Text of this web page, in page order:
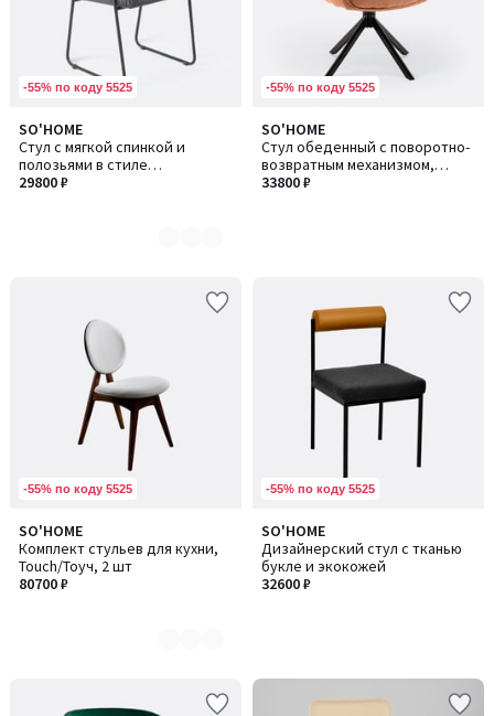
-55% по коду 5525
SO'HOME
Стул с мягкой спинкой и
полозьями в стиле
индустриального
29800 ₽
Количество
цветов:
2
-55% по коду 5525
SO'HOME
Стул обеденный с поворотно-
возвратным механизмом,
терракотовый
33800 ₽
-55% по коду 5525
SO'HOME
Комплект стульев для кухни,
Touch/Тоуч, 2 шт
80700 ₽
Количество
цветов:
2
-55% по коду 5525
SO'HOME
Дизайнерский стул с тканью
букле и экокожей
32600 ₽